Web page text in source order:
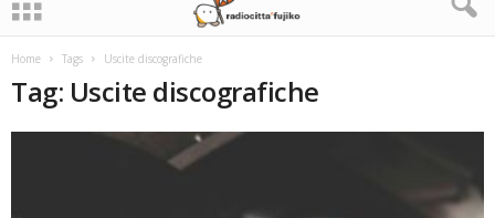
Home Tags Uscite discografiche
Tag: Uscite discografiche